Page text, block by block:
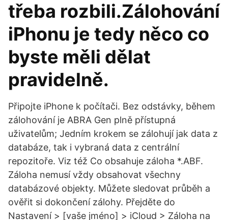
třeba rozbili.Zálohování
iPhonu je tedy něco co
byste měli dělat
pravidelně.
Připojte iPhone k počítači. Bez odstávky, během
zálohování je ABRA Gen plně přístupná
uživatelům; Jedním krokem se zálohují jak data z
databáze, tak i vybraná data z centrální
repozitoře. Viz též Co obsahuje záloha *.ABF.
Záloha nemusí vždy obsahovat všechny
databázové objekty. Můžete sledovat průběh a
ověřit si dokončení zálohy. Přejděte do
Nastavení > [vaše jméno] > iCloud > Záloha na